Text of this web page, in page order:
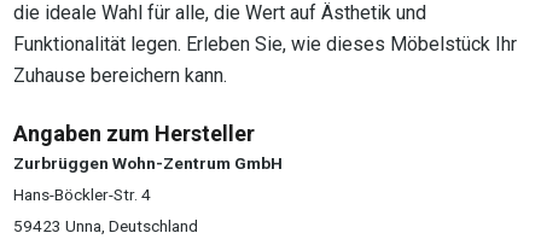
die ideale Wahl für alle, die Wert auf Ästhetik und
Funktionalität legen. Erleben Sie, wie dieses Möbelstück Ihr
Zuhause bereichern kann.
Angaben zum Hersteller
Zurbrüggen Wohn-Zentrum GmbH
Hans-Böckler-Str. 4
59423 Unna, Deutschland